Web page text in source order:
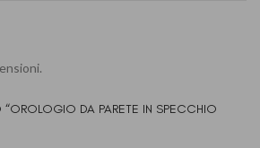
“OROLOGIO DA PARETE IN SPECCHIO